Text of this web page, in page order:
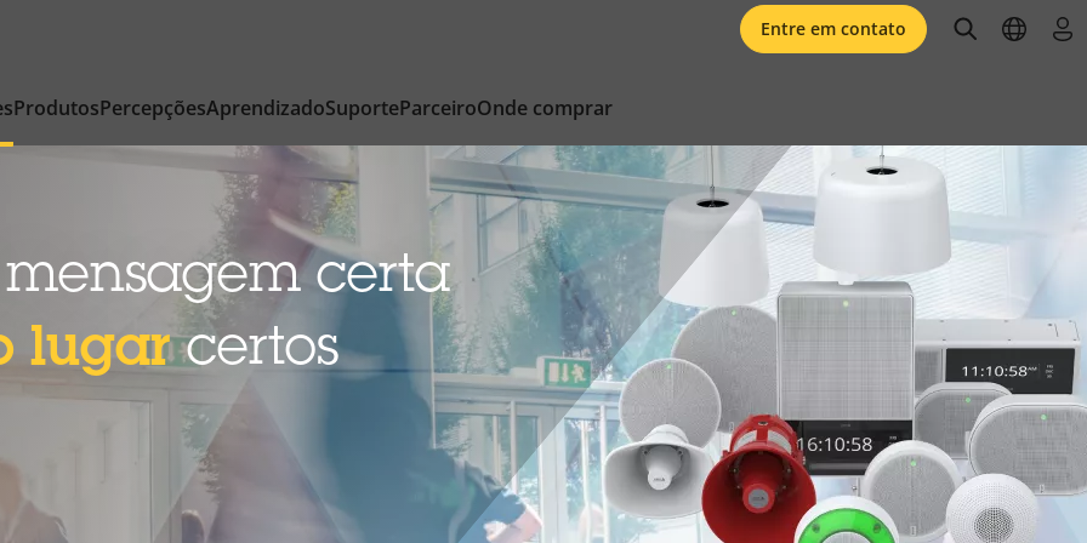
ProdutosPercepçõesAprendizadoSuporteParceiroOnde comprar
Entre em contato openopen
certa
lugarcertos